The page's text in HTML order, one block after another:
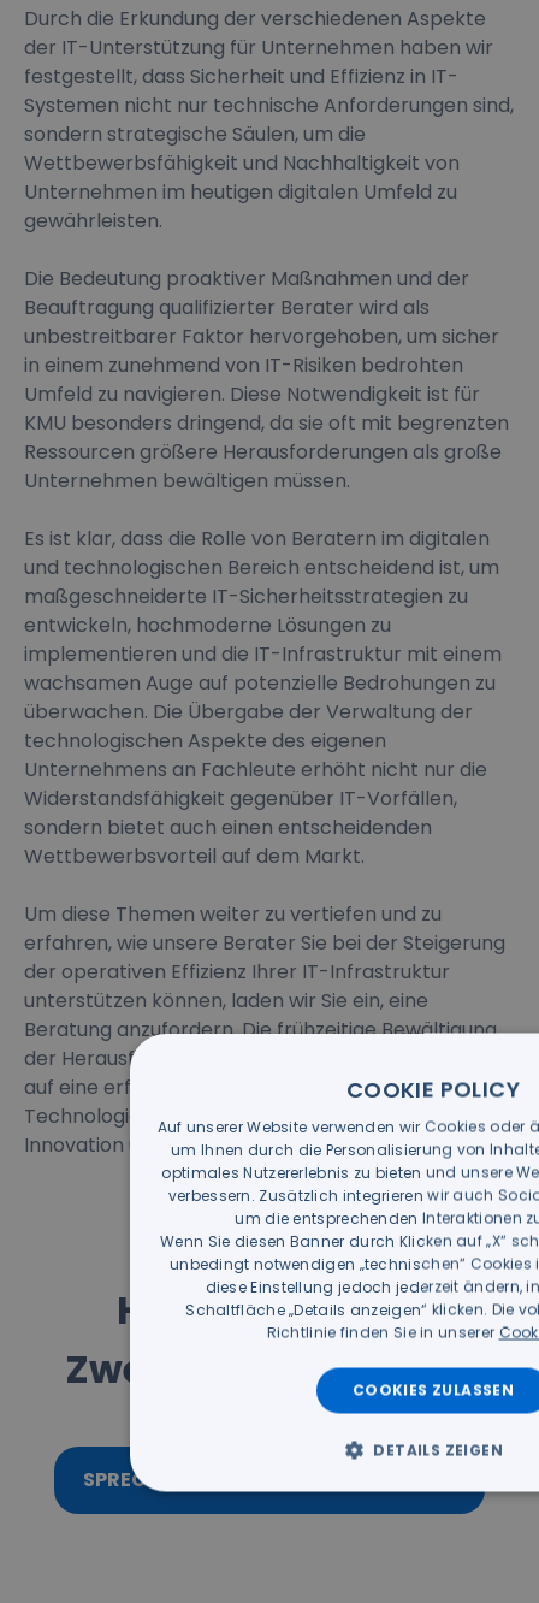
Durch die Erkundung der verschiedenen Aspekte
der IT-Unterstützung für Unternehmen haben wir
festgestellt, dass Sicherheit und Effizienz in IT-
Systemen nicht nur technische Anforderungen sind,
sondern strategische Säulen, um die
Wettbewerbsfähigkeit und Nachhaltigkeit von
Unternehmen im heutigen digitalen Umfeld zu
gewährleisten.
Die Bedeutung proaktiver Maßnahmen und der
Beauftragung qualifizierter Berater wird als
unbestreitbarer Faktor hervorgehoben, um sicher
in einem zunehmend von IT-Risiken bedrohten
Umfeld zu navigieren. Diese Notwendigkeit ist für
KMU besonders dringend, da sie oft mit begrenzten
Ressourcen größere Herausforderungen als große
Unternehmen bewältigen müssen.
Es ist klar, dass die Rolle von Beratern im digitalen
und technologischen Bereich entscheidend ist, um
maßgeschneiderte IT-Sicherheitsstrategien zu
entwickeln, hochmoderne Lösungen zu
implementieren und die IT-Infrastruktur mit einem
wachsamen Auge auf potenzielle Bedrohungen zu
überwachen. Die Übergabe der Verwaltung der
technologischen Aspekte des eigenen
Unternehmens an Fachleute erhöht nicht nur die
Widerstandsfähigkeit gegenüber IT-Vorfällen,
sondern bietet auch einen entscheidenden
Wettbewerbsvorteil auf dem Markt.
Um diese Themen weiter zu vertiefen und zu
erfahren, wie unsere Berater Sie bei der Steigerung
der operativen Effizienz Ihrer IT-Infrastruktur
unterstützen können, laden wir Sie ein, eine
Beratung anzufordern. Die frühzeitige Bewältigung
der Herausforderungen von morgen bedeutet, sich
auf eine erfolgreiche Zukunft vorzubereiten, in der
Technologie und Sicherheit Hand in Hand gehen, um
Innovation und Wachstum zu fördern.
Haben Sie noch
Zweifel oder Fragen?
SPRECHEN SIE MIT UNSEREN EXPERTEN
COOKIE POLICY
Auf unserer Website verwenden wir Cookies oder
um Ihnen durch die Personalisierung von
optimales Nutzererlebnis zu bieten und unsere
verbessern. Zusätzlich integrieren wir auch
um die entsprechenden Interaktionen
Wenn Sie diesen Banner durch Klicken auf „X“
unbedingt notwendigen „technischen“ Cookies
diese Einstellung jedoch jederzeit ändern,
Schaltfläche „Details anzeigen“ klicken. Die
Richtlinie finden Sie in unserer
COOKIES ZULASSEN
DETAILS ZEIGEN